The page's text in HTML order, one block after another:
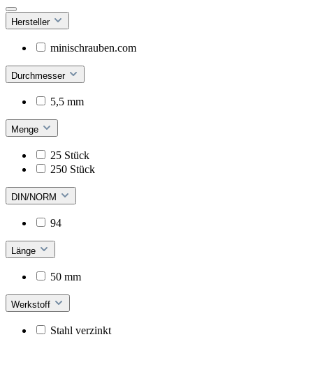
Hersteller
minischrauben.com
Durchmesser
5,5 mm
Menge
25 Stück
250 Stück
DIN/NORM
94
Länge
50 mm
Werkstoff
Stahl verzinkt